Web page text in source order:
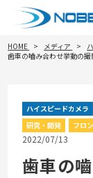
HOME メディア
歯車の嚙み合わせ挙動の撮
ハイスピードカメラ
研究・開発
フロ
2022/07/13
歯車の